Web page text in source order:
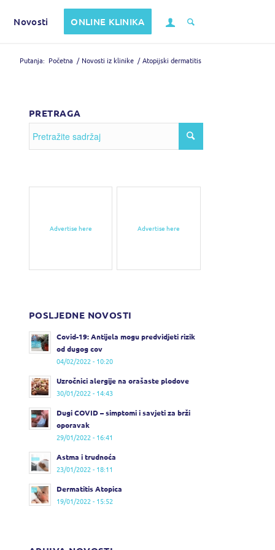
Novosti ONLINE KLINIKA
Putanja: Početna / Novosti iz klinike / Atopijski dermatitis
PRETRAGA
Advertise here Advertise here
POSLJEDNE NOVOSTI
Covid-19: Antijela mogu predvidjeti rizik
od dugog cov
04/02/2022 - 10:20
Uzročnici alergije na orašaste plodove
30/01/2022 - 14:43
Dugi COVID – simptomi i savjeti za brži
oporavak
29/01/2022 - 16:41
Astma i trudnoća
23/01/2022 - 18:11
Dermatitis Atopica
19/01/2022 - 15:52